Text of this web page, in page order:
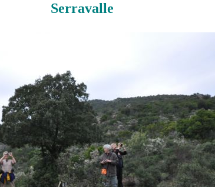
Serravalle